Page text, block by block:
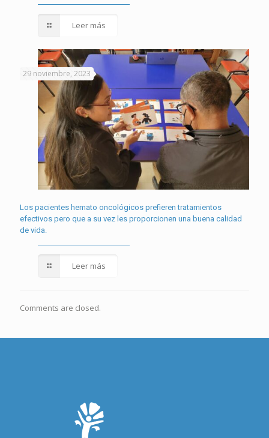
Leer más
29 noviembre, 2023
Los pacientes hemato oncológicos prefieren tratamientos
efectivos pero que a su vez les proporcionen una buena calidad
de vida.
Leer más
Comments are closed.